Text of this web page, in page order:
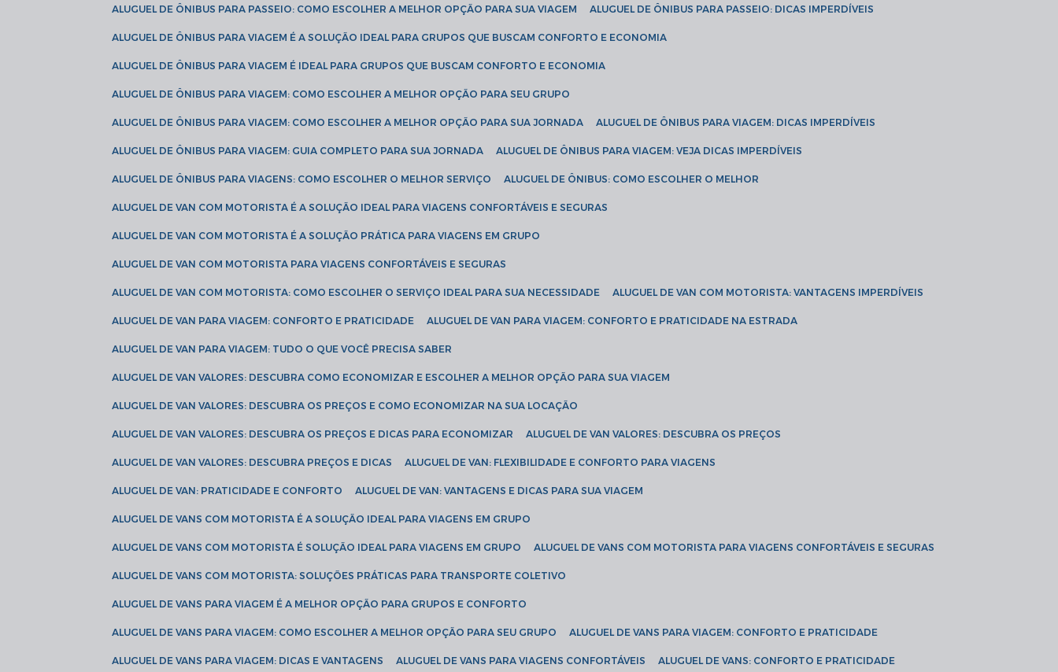
ALUGUEL DE ÔNIBUS PARA PASSEIO: COMO ESCOLHER A MELHOR OPÇÃO PARA SUA VIAGEM ALUGUEL DE ÔNIBUS PARA PASSEIO: DICAS IMPERDÍVEIS
ALUGUEL DE ÔNIBUS PARA VIAGEM É A SOLUÇÃO IDEAL PARA GRUPOS QUE BUSCAM CONFORTO E ECONOMIA
ALUGUEL DE ÔNIBUS PARA VIAGEM É IDEAL PARA GRUPOS QUE BUSCAM CONFORTO E ECONOMIA
ALUGUEL DE ÔNIBUS PARA VIAGEM: COMO ESCOLHER A MELHOR OPÇÃO PARA SEU GRUPO
ALUGUEL DE ÔNIBUS PARA VIAGEM: COMO ESCOLHER A MELHOR OPÇÃO PARA SUA JORNADA ALUGUEL DE ÔNIBUS PARA VIAGEM: DICAS IMPERDÍVEIS
ALUGUEL DE ÔNIBUS PARA VIAGEM: GUIA COMPLETO PARA SUA JORNADA ALUGUEL DE ÔNIBUS PARA VIAGEM: VEJA DICAS IMPERDÍVEIS
ALUGUEL DE ÔNIBUS PARA VIAGENS: COMO ESCOLHER O MELHOR SERVIÇO ALUGUEL DE ÔNIBUS: COMO ESCOLHER O MELHOR
ALUGUEL DE VAN COM MOTORISTA É A SOLUÇÃO IDEAL PARA VIAGENS CONFORTÁVEIS E SEGURAS
ALUGUEL DE VAN COM MOTORISTA É A SOLUÇÃO PRÁTICA PARA VIAGENS EM GRUPO
ALUGUEL DE VAN COM MOTORISTA PARA VIAGENS CONFORTÁVEIS E SEGURAS
ALUGUEL DE VAN COM MOTORISTA: COMO ESCOLHER O SERVIÇO IDEAL PARA SUA NECESSIDADE ALUGUEL DE VAN COM MOTORISTA: VANTAGENS IMPERDÍVEIS
ALUGUEL DE VAN PARA VIAGEM: CONFORTO E PRATICIDADE ALUGUEL DE VAN PARA VIAGEM: CONFORTO E PRATICIDADE NA ESTRADA
ALUGUEL DE VAN PARA VIAGEM: TUDO O QUE VOCÊ PRECISA SABER
ALUGUEL DE VAN VALORES: DESCUBRA COMO ECONOMIZAR E ESCOLHER A MELHOR OPÇÃO PARA SUA VIAGEM
ALUGUEL DE VAN VALORES: DESCUBRA OS PREÇOS E COMO ECONOMIZAR NA SUA LOCAÇÃO
ALUGUEL DE VAN VALORES: DESCUBRA OS PREÇOS E DICAS PARA ECONOMIZAR ALUGUEL DE VAN VALORES: DESCUBRA OS PREÇOS
ALUGUEL DE VAN VALORES: DESCUBRA PREÇOS E DICAS ALUGUEL DE VAN: FLEXIBILIDADE E CONFORTO PARA VIAGENS
ALUGUEL DE VAN: PRATICIDADE E CONFORTO ALUGUEL DE VAN: VANTAGENS E DICAS PARA SUA VIAGEM
ALUGUEL DE VANS COM MOTORISTA É A SOLUÇÃO IDEAL PARA VIAGENS EM GRUPO
ALUGUEL DE VANS COM MOTORISTA É SOLUÇÃO IDEAL PARA VIAGENS EM GRUPO ALUGUEL DE VANS COM MOTORISTA PARA VIAGENS CONFORTÁVEIS E SEGURAS
ALUGUEL DE VANS COM MOTORISTA: SOLUÇÕES PRÁTICAS PARA TRANSPORTE COLETIVO
ALUGUEL DE VANS PARA VIAGEM É A MELHOR OPÇÃO PARA GRUPOS E CONFORTO
ALUGUEL DE VANS PARA VIAGEM: COMO ESCOLHER A MELHOR OPÇÃO PARA SEU GRUPO ALUGUEL DE VANS PARA VIAGEM: CONFORTO E PRATICIDADE
ALUGUEL DE VANS PARA VIAGEM: DICAS E VANTAGENS ALUGUEL DE VANS PARA VIAGENS CONFORTÁVEIS ALUGUEL DE VANS: CONFORTO E PRATICIDADE